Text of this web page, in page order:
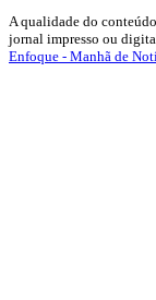
A qualidade do
jornal impresso ou
Enfoque - Manhã de